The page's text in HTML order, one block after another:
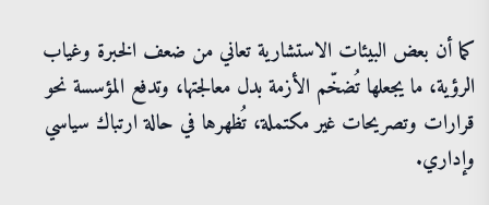
كما أن بعض البيئات الاستشارية تعاني من ضعف الخبرة وغياب
الرؤية، ما يجعلها تُضخّم الأزمة بدل معالجتها، وتدفع المؤسسة نحو
قرارات وتصريحات غير مكتملة، تُظهرها في حالة ارتباك سياسي
وإداري.